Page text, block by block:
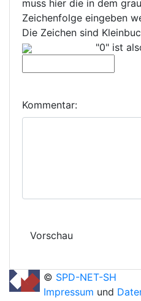
muss hier die in dem
Zeichenfolge eingeben
Die Zeichen sind
"0" ist
Kommentar:
© SPD-NET-SH
Impressum und